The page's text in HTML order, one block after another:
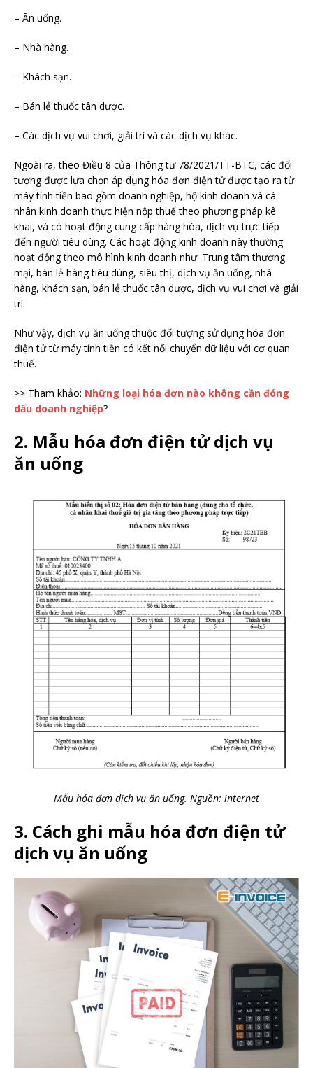
– Ăn uống.
– Nhà hàng.
– Khách sạn.
– Bán lẻ thuốc tân dược.
– Các dịch vụ vui chơi, giải trí và các dịch vụ khác.
Ngoài ra, theo Điều 8 của Thông tư 78/2021/TT-BTC, các đối
tượng được lựa chọn áp dụng hóa đơn điện tử được tạo ra từ
máy tính tiền bao gồm doanh nghiệp, hộ kinh doanh và cá
nhân kinh doanh thực hiện nộp thuế theo phương pháp kê
khai, và có hoạt động cung cấp hàng hóa, dịch vụ trực tiếp
đến người tiêu dùng. Các hoạt động kinh doanh này thường
hoạt động theo mô hình kinh doanh như: Trung tâm thương
mại, bán lẻ hàng tiêu dùng, siêu thị, dịch vụ ăn uống, nhà
hàng, khách sạn, bán lẻ thuốc tân dược, dịch vụ vui chơi và giải
trí.
Như vậy, dịch vụ ăn uống thuộc đối tượng sử dụng hóa đơn
điện tử từ máy tính tiền có kết nối chuyển dữ liệu với cơ quan
thuế.
>> Tham khảo: Những loại hóa đơn nào không cần đóng
dấu doanh nghiệp?
2. Mẫu hóa đơn điện tử dịch vụ
ăn uống
Mẫu hóa đơn dịch vụ ăn uống. Nguồn: internet
3. Cách ghi mẫu hóa đơn điện tử
dịch vụ ăn uống